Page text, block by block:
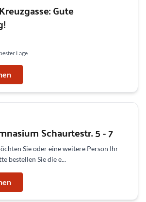
Gute
Lage
Schaurtestr. 5 - 7
Sie oder eine weitere Person Ihr
bestellen Sie die e...